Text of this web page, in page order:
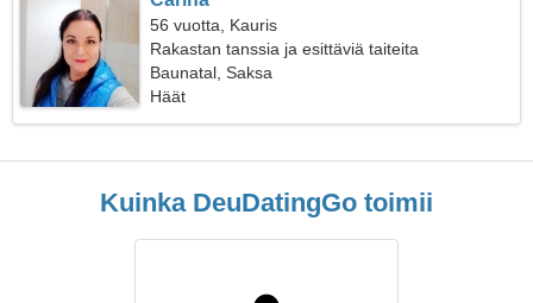
56 vuotta, Kauris
Rakastan tanssia ja esittäviä taiteita
Baunatal, Saksa
Häät
Kuinka DeuDatingGo toimii